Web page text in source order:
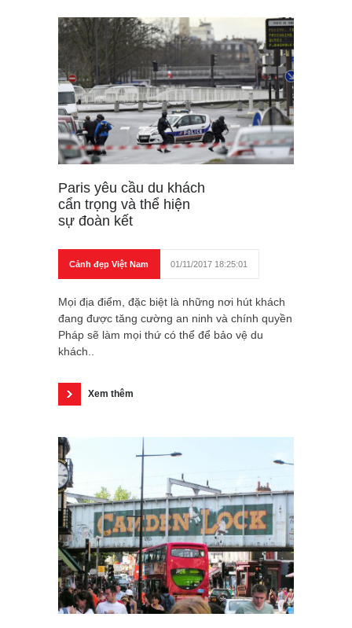
Paris yêu cầu du khách
cẩn trọng và thể hiện
sự đoàn kết
Cảnh đẹp Việt Nam 01/11/2017 18:25:01
Mọi địa điểm, đặc biệt là những nơi hút khách
đang được tăng cường an ninh và chính quyền
Pháp sẽ làm mọi thứ có thể để bảo vệ du
khách..
Xem thêm